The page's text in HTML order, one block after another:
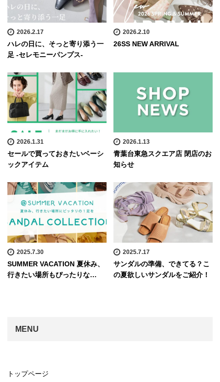
2026.2.17
ハレの日に、そっと寄り添う一
足 -セレモニーパンプス-
2026.2.10
26SS NEW ARRIVAL
2026.1.31
セールで買っておきたいベーシ
ックアイテム
2026.1.13
青葉台東急スクエア店 閉店のお
知らせ
2025.7.30
SUMMER VACATION 夏休み、
行きたい場所もぴったりな…
2025.7.17
サンダルの準備、できてる？こ
の夏欲しいサンダルをご紹介！
MENU
トップページ